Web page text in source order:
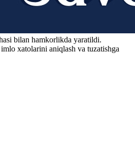
bilan hamkorlikda yaratildi.
xatolarini aniqlash va tuzatishga